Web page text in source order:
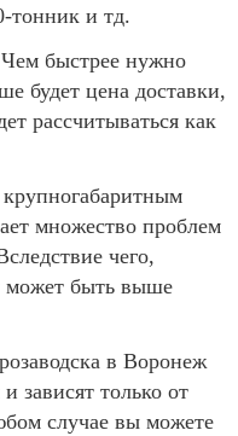
тонник и тд.
быстрее нужно
будет цена доставки,
рассчитываться как
множество проблем
чего,
может быть выше
в Воронеж
зависят только от
случае вы можете